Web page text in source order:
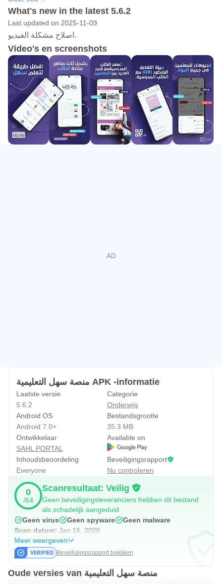
Ons doel is om de gemakkelijkste en snelste manier om te
leren te bieden.
Het Sahl-platform bevat de grootste digitale bibliotheek
met lesuitleg in de Arabische wereld. Met meer dan 2.500
docenten, 600.000 video's en 20.000 lesuren garanderen
we een uitgebreide dekking van alle leerplannen. Of je nu
op zoek bent naar een vereenvoudigde uitleg van een
complex concept of een oplossing voor een moeilijke
oefening, je vindt het op ons platform. Wij vinden dat
onderwijs voor iedereen, op elk moment, beschikbaar
moet zijn.”
What's new in the latest 5.6.2
Last updated on 2025-11-09
اصلاح مشكلة الفيديو.
Video's en screenshots
منصة سهل التعليمية APK -informatie
Laatste versie
5.6.2
Categorie
Onderwijs
Android OS
Android 7.0+
Bestandsgrootte
35.3 MB
Ontwikkelaar
SAHL PORTAL
Available on
Inhoudsbeoordeling
Everyone
Beveiligingsrapport
Nu controleren
0
/64
Scanresultaat: Veilig
Geen beveiligingsleveranciers hebben dit bestand
als schadelijk aangeduid
Geen virus
Geen spyware
Geen malware
Scan datum: Jan 16, 2026
Meer weergeven
Beveiligingsrapport bekijken
Oude versies van منصة سهل التعليمية